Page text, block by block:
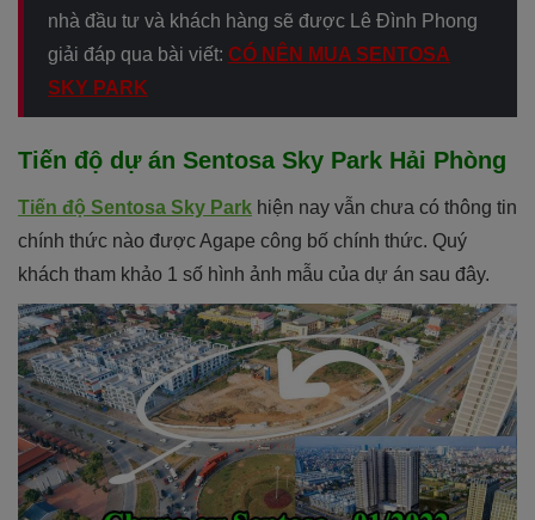
nhà đầu tư và khách hàng sẽ được Lê Đình Phong
giải đáp qua bài viết: CÓ NÊN MUA SENTOSA
SKY PARK
Tiến độ dự án Sentosa Sky Park Hải Phòng
Tiến độ Sentosa Sky Park hiện nay vẫn chưa có thông tin
chính thức nào được Agape công bố chính thức. Quý
khách tham khảo 1 số hình ảnh mẫu của dự án sau đây.